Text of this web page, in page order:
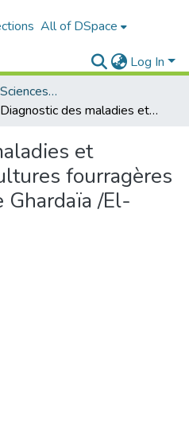
All of DSpace
Log In
Faculty of Natural Sciences, Life and Earth Sciences
Diagnostic des maladies et ravageurs des Cultures fourragères dans la région de Ghardaïa /El-Goléa
et
fourragères
Ghardaïa /El-